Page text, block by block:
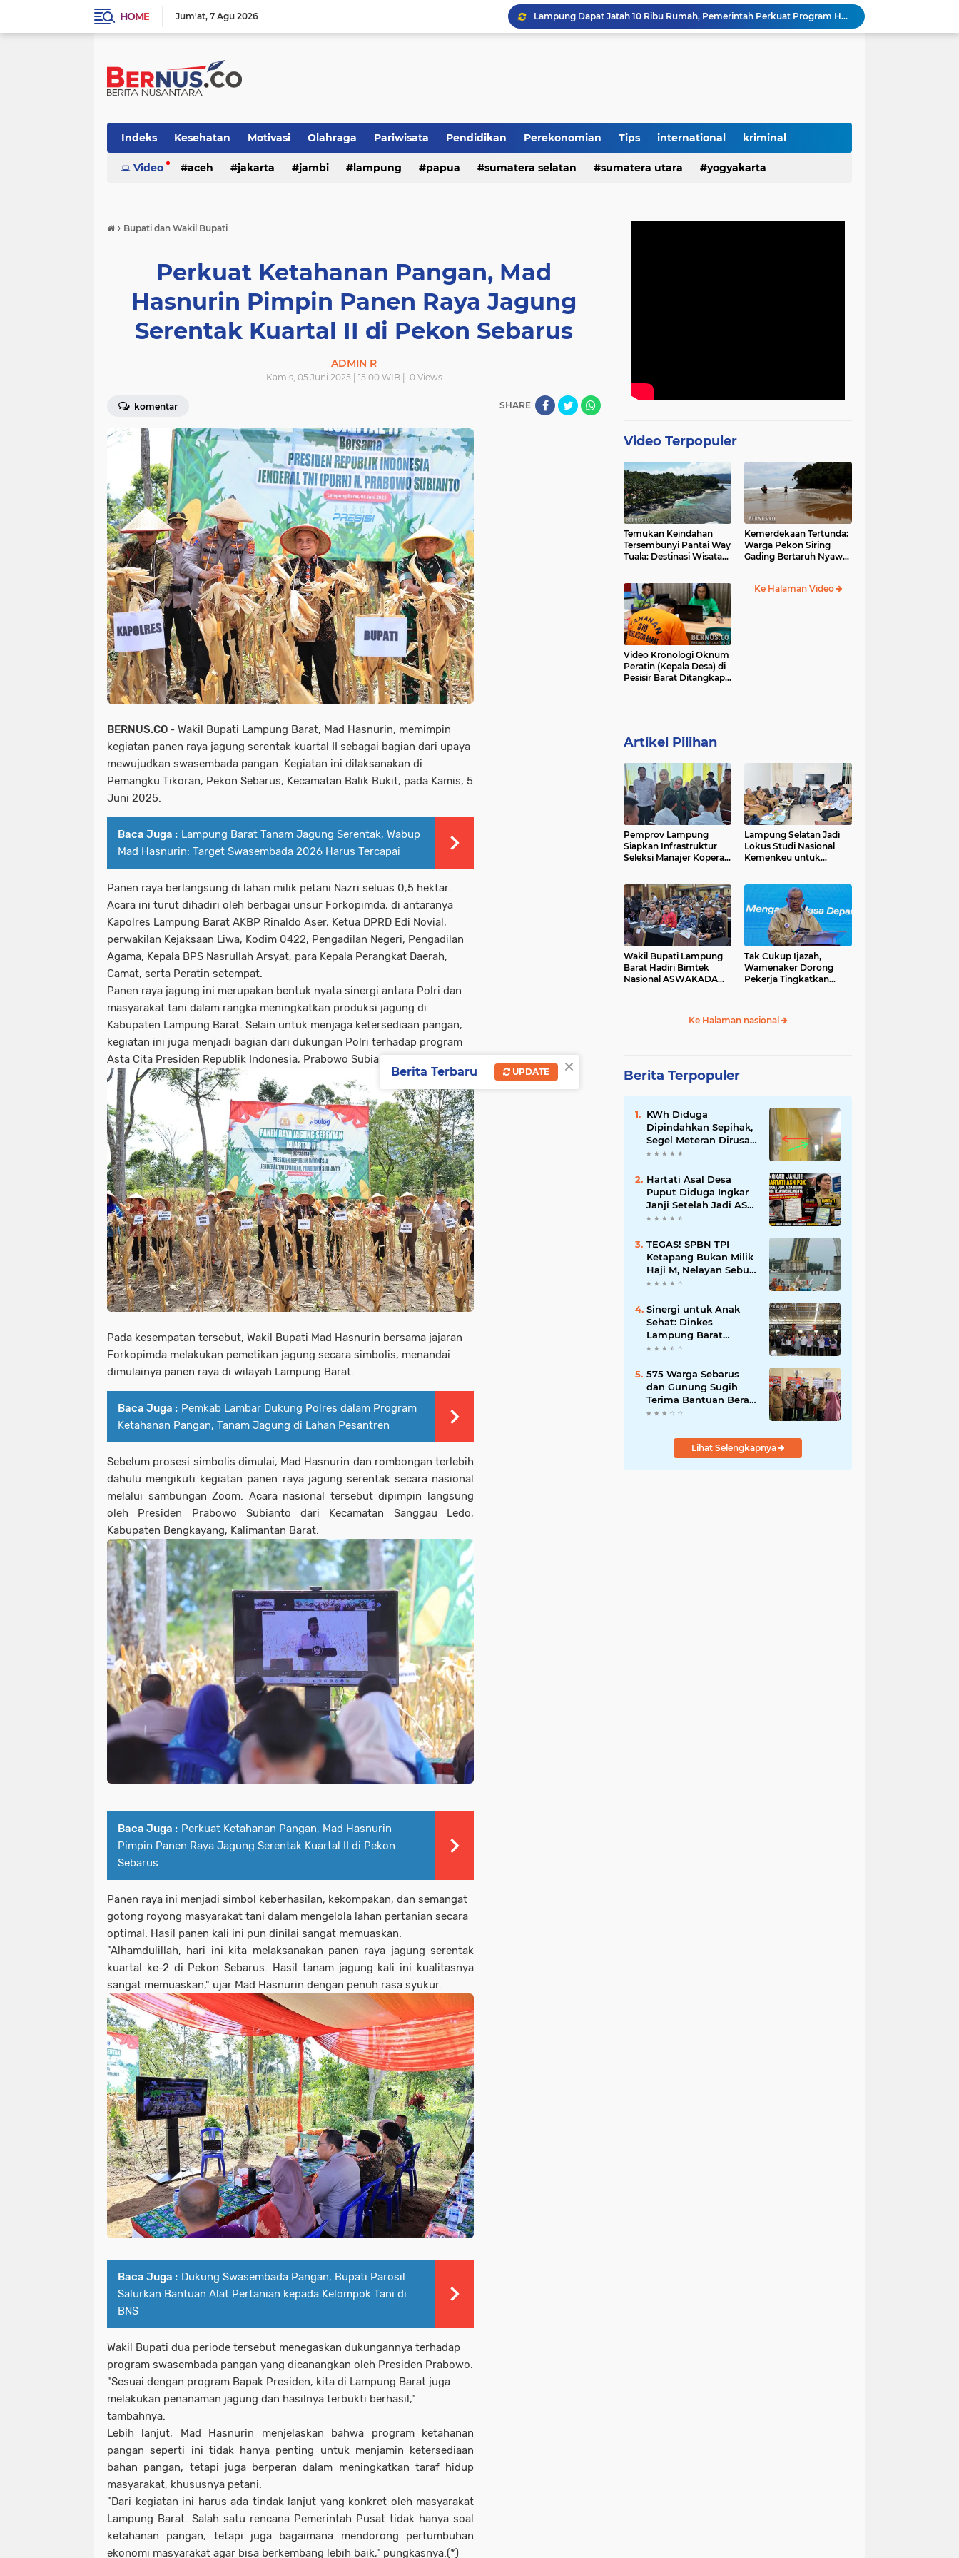
HOME Jum'at 7 Agu 2026
Lampung Dapat Jatah 10 Ribu Rumah, Pemerintah Perkuat Program Hunian Rakyat
HUT REI ke-54, Lampung Jadi Lokasi Gerakan Penanaman Sejuta Pohon
Hartati Asal Desa Puput Diduga Ingkar Janji Setelah Jadi Honorer Tahun 2022 Hingga ASN P3K, Kebaikan Dibalas Kekecewaan
Indeks Kesehatan Motivasi Olahraga Pariwisata Pendidikan Perekonomian Tips international kriminal
nasional otomotif pemerintahan politik
Video aceh jakarta jambi lampung papua sumatera selatan sumatera utara yogyakarta
› Bupati dan Wakil Bupati
Perkuat Ketahanan Pangan, Mad
Hasnurin Pimpin Panen Raya Jagung
Serentak Kuartal II di Pekon Sebarus
ADMIN R
Kamis, 05 Juni 2025 | 15.00 WIB | 0Views
komentar SHARE
BERNUS.CO - Wakil Bupati Lampung Barat, Mad Hasnurin, memimpin
kegiatan panen raya jagung serentak kuartal II sebagai bagian dari upaya
mewujudkan swasembada pangan. Kegiatan ini dilaksanakan di
Pemangku Tikoran, Pekon Sebarus, Kecamatan Balik Bukit, pada Kamis, 5
Juni 2025.
Baca Juga : Lampung Barat Tanam Jagung Serentak, Wabup
Mad Hasnurin: Target Swasembada 2026 Harus Tercapai
Panen raya berlangsung di lahan milik petani Nazri seluas 0,5 hektar.
Acara ini turut dihadiri oleh berbagai unsur Forkopimda, di antaranya
Kapolres Lampung Barat AKBP Rinaldo Aser, Ketua DPRD Edi Novial,
perwakilan Kejaksaan Liwa, Kodim 0422, Pengadilan Negeri, Pengadilan
Agama, Kepala BPS Nasrullah Arsyat, para Kepala Perangkat Daerah,
Camat, serta Peratin setempat.
Panen raya jagung ini merupakan bentuk nyata sinergi antara Polri dan
masyarakat tani dalam rangka meningkatkan produksi jagung di
Kabupaten Lampung Barat. Selain untuk menjaga ketersediaan pangan,
kegiatan ini juga menjadi bagian dari dukungan Polri terhadap program
Asta Cita Presiden Republik Indonesia, Prabowo Subianto.
Pada kesempatan tersebut, Wakil Bupati Mad Hasnurin bersama jajaran
Forkopimda melakukan pemetikan jagung secara simbolis, menandai
dimulainya panen raya di wilayah Lampung Barat.
Baca Juga : Pemkab Lambar Dukung Polres dalam Program
Ketahanan Pangan, Tanam Jagung di Lahan Pesantren
Sebelum prosesi simbolis dimulai, Mad Hasnurin dan rombongan terlebih
dahulu mengikuti kegiatan panen raya jagung serentak secara nasional
melalui sambungan Zoom. Acara nasional tersebut dipimpin langsung
oleh Presiden Prabowo Subianto dari Kecamatan Sanggau Ledo,
Kabupaten Bengkayang, Kalimantan Barat.
Baca Juga : Perkuat Ketahanan Pangan, Mad Hasnurin
Pimpin Panen Raya Jagung Serentak Kuartal II di Pekon
Sebarus
Panen raya ini menjadi simbol keberhasilan, kekompakan, dan semangat
gotong royong masyarakat tani dalam mengelola lahan pertanian secara
optimal. Hasil panen kali ini pun dinilai sangat memuaskan.
"Alhamdulillah, hari ini kita melaksanakan panen raya jagung serentak
kuartal ke-2 di Pekon Sebarus. Hasil tanam jagung kali ini kualitasnya
sangat memuaskan," ujar Mad Hasnurin dengan penuh rasa syukur.
Baca Juga : Dukung Swasembada Pangan, Bupati Parosil
Salurkan Bantuan Alat Pertanian kepada Kelompok Tani di
BNS
Wakil Bupati dua periode tersebut menegaskan dukungannya terhadap
program swasembada pangan yang dicanangkan oleh Presiden Prabowo.
"Sesuai dengan program Bapak Presiden, kita di Lampung Barat juga
melakukan penanaman jagung dan hasilnya terbukti berhasil,"
tambahnya.
Lebih lanjut, Mad Hasnurin menjelaskan bahwa program ketahanan
pangan seperti ini tidak hanya penting untuk menjamin ketersediaan
bahan pangan, tetapi juga berperan dalam meningkatkan taraf hidup
masyarakat, khususnya petani.
"Dari kegiatan ini harus ada tindak lanjut yang konkret oleh masyarakat
Lampung Barat. Salah satu rencana Pemerintah Pusat tidak hanya soal
ketahanan pangan, tetapi juga bagaimana mendorong pertumbuhan
ekonomi masyarakat agar bisa berkembang lebih baik," pungkasnya.(*)
Video Terpopuler
Temukan Keindahan
Tersembunyi Pantai Way
Tuala: Destinasi Wisata
Kemerdekaan Tertunda:
Warga Pekon Siring
Gading Bertaruh Nyawa
Video Kronologi Oknum
Peratin (Kepala Desa) di
Pesisir Barat Ditangkap
Ke Halaman Video
Artikel Pilihan
Pemprov Lampung
Siapkan Infrastruktur
Seleksi Manajer Koperasi
Lampung Selatan Jadi
Lokus Studi Nasional
Kemenkeu untuk
Wakil Bupati Lampung
Barat Hadiri Bimtek
Nasional ASWAKADA
Tak Cukup Ijazah,
Wamenaker Dorong
Pekerja Tingkatkan
Ke Halaman nasional
Berita Terpopuler
KWh Diduga
Dipindahkan Sepihak,
Segel Meteran Dirusak,
dan Penambahan
Pemilik
Hartati Asal Desa
Puput Diduga Ingkar
Janji Setelah Jadi ASN
P3K, Kebaikan Dibalas
TEGAS! SPBN TPI
Ketapang Bukan Milik
Haji M, Nelayan Sebut
Pemiliknya Sulaiman
Sinergi untuk Anak
Sehat: Dinkes
Lampung Barat
Adakan Pelatihan
untuk Kader dan Guru
575 Warga Sebarus
dan Gunung Sugih
Terima Bantuan Beras
dan Minyak, Bupati
Perkuat Ketahanan
Pangan Jelang Hari
Lihat Selengkapnya
×
Berita Terbaru UPDATE